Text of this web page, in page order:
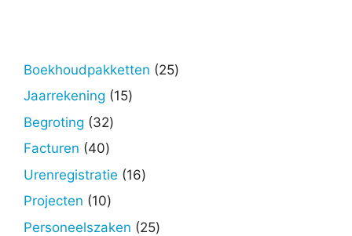
Boekhoudpakketten 2525
Jaarrekening 1515
Begroting 3232
Facturen 4040
producten
Urenregistratie 1616
Projecten 1010
producten
Personeelszaken 2525